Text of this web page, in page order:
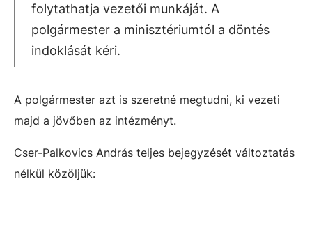
folytathatja vezetői munkáját. A
polgármester a minisztériumtól a döntés
indoklását kéri.
A polgármester azt is szeretné megtudni, ki vezeti
majd a jövőben az intézményt.
Cser-Palkovics András teljes bejegyzését változtatás
nélkül közöljük: